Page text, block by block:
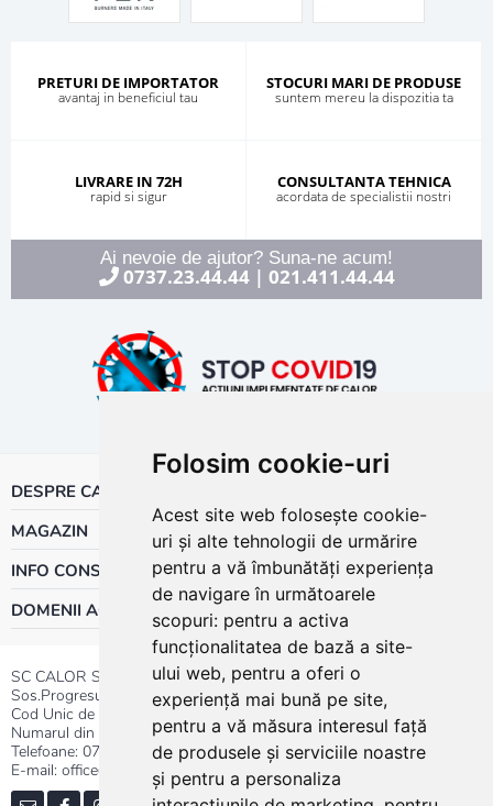
Folosim cookie-uri
Acest site web folosește cookie-
uri și alte tehnologii de urmărire
pentru a vă îmbunătăți experiența
de navigare în următoarele
scopuri: pentru a activa
funcționalitatea de bază a site-
ului web, pentru a oferi o
experiență mai bună pe site,
pentru a vă măsura interesul față
de produsele și serviciile noastre
și pentru a personaliza
PRETURI DE IMPORTATOR
avantaj in beneficiul tau
STOCURI MARI DE PRODUSE
suntem mereu la dispozitia ta
LIVRARE IN 72H
rapid si sigur
CONSULTANTA TEHNICA
acordata de specialistii nostri
Ai nevoie de ajutor? Suna-ne acum!
0737.23.44.44| 021.411.44.44
DESPRE CALOR
MAGAZIN
INFO CONSUMATOR
DOMENII ACTIVITATE
SC CALOR SRL
Sos.Progresului nr.30-40, Sector 5, Bucuresti
Cod Unic de Inregistrare: RO 3004724
Numarul din Registrul Comertului:J40/13176/1991
Telefoane: 0737.23.44.44|021.411.44.44
E-mail: office@calor.ro